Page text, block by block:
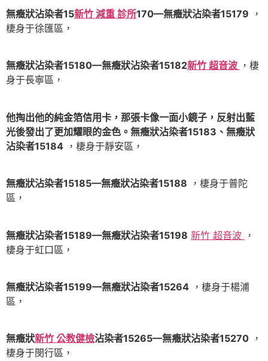
無癥狀沾染者15新竹 減重 診所170—無癥狀沾染者15179 ，
棲身于徐匯區，
無癥狀沾染者15180—無癥狀沾染者15182新竹 超音波 ，棲
身于長寧區，
他掏出他的純金箔信用卡，那張卡像一面小鏡子，反射出藍
光後發出了更加耀眼的金色。無癥狀沾染者15183、無癥狀
沾染者15184 ，棲身于靜安區，
無癥狀沾染者15185—無癥狀沾染者15188 ，棲身于普陀
區，
無癥狀沾染者15189—無癥狀沾染者15198 新竹 超音波 ，
棲身于虹口區，
無癥狀沾染者15199—無癥狀沾染者15264 ，棲身于楊浦
區，
無癥狀新竹 公教健檢沾染者15265—無癥狀沾染者15270 ，
棲身于閔行區，